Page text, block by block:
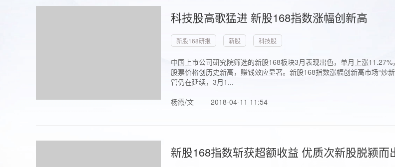
科技股高歌猛进 新股168指数涨幅创新高
新股168研报 新股 科技股
中国上市公司研究院筛选的新股168板块3月表现出色，单月上涨
股票价格创历史新高，赚钱效应显著。新股168指数涨幅创新高市场“
管仍在延续，3月1...
杨霞/文
2018-04-11 11:54
新股168指数斩获超额收益 优质次新股脱颍而